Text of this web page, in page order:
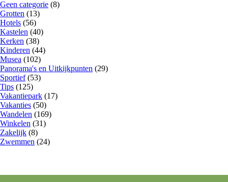
Geen categorie (8)
Grotten (13)
Hotels (56)
Kastelen (40)
Kerken (38)
Kinderen (44)
Musea (102)
Panorama's en Uitkijkpunten (29)
Sportief(53)
Tips (125)
Vakantiepark (17)
Vakanties (50)
Wandelen (169)
Winkelen (31)
Zakelijk (8)
Zwemmen (24)